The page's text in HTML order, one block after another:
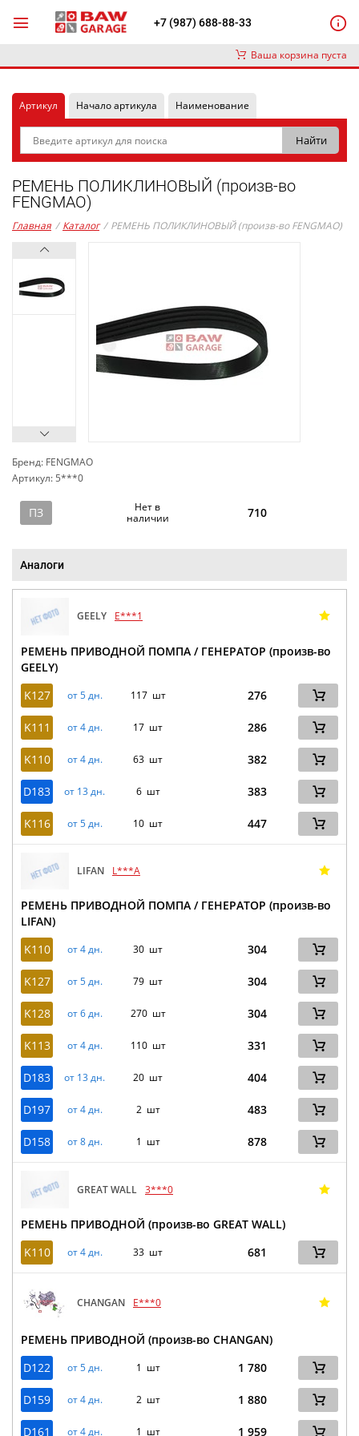
+7 (987) 688-88-33
Ваша корзина пуста
Артикул Начало артикула Наименование
РЕМЕНЬ ПОЛИКЛИНОВЫЙ (произв-во
FENGMAO)
Главная / Каталог / РЕМЕНЬ ПОЛИКЛИНОВЫЙ (произв-во FENGMAO)
Бренд: FENGMAO
Артикул: 5***0
ПЗ
Нет в
наличии
710
Аналоги
GEELY E***1
РЕМЕНЬ ПРИВОДНОЙ ПОМПА / ГЕНЕРАТОР (произв-во
GEELY)
K127
от 5 дн. 117 шт 276
K111 от 4 дн. 17 шт 286
K110 от 4 дн. 63 шт 382
D183 от 13 дн. 6 шт 383
K116 от 5 дн. 10 шт 447
LIFAN L***A
РЕМЕНЬ ПРИВОДНОЙ ПОМПА / ГЕНЕРАТОР (произв-во
LIFAN)
K110
от 4 дн. 30 шт 304
K127 от 5 дн. 79 шт 304
K128 от 6 дн. 270 шт 304
K113 от 4 дн. 110 шт 331
D183 от 13 дн. 20 шт 404
D197 от 4 дн. 2 шт 483
D158 от 8 дн. 1 шт 878
GREAT WALL 3***0
РЕМЕНЬ ПРИВОДНОЙ (произв-во GREAT WALL)
K110
от 4 дн. 33 шт 681
CHANGAN E***0
РЕМЕНЬ ПРИВОДНОЙ (произв-во CHANGAN)
D122
от 5 дн. 1 шт 1 780
D159 от 4 дн. 2 шт 1 880
D161 от 4 дн. 1 шт 1 959